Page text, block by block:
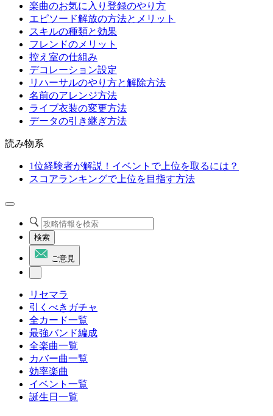
楽曲のお気に入り登録のやり方
エピソード解放の方法とメリット
スキルの種類と効果
フレンドのメリット
控え室の仕組み
デコレーション設定
リハーサルのやり方と解除方法
名前のアレンジ方法
ライブ衣装の変更方法
データの引き継ぎ方法
読み物系
1位経験者が解説！イベントで上位を取るには？
スコアランキングで上位を目指す方法
検索
ご意見
リセマラ
引くべきガチャ
全カード一覧
最強バンド編成
全楽曲一覧
カバー曲一覧
効率楽曲
イベント一覧
誕生日一覧